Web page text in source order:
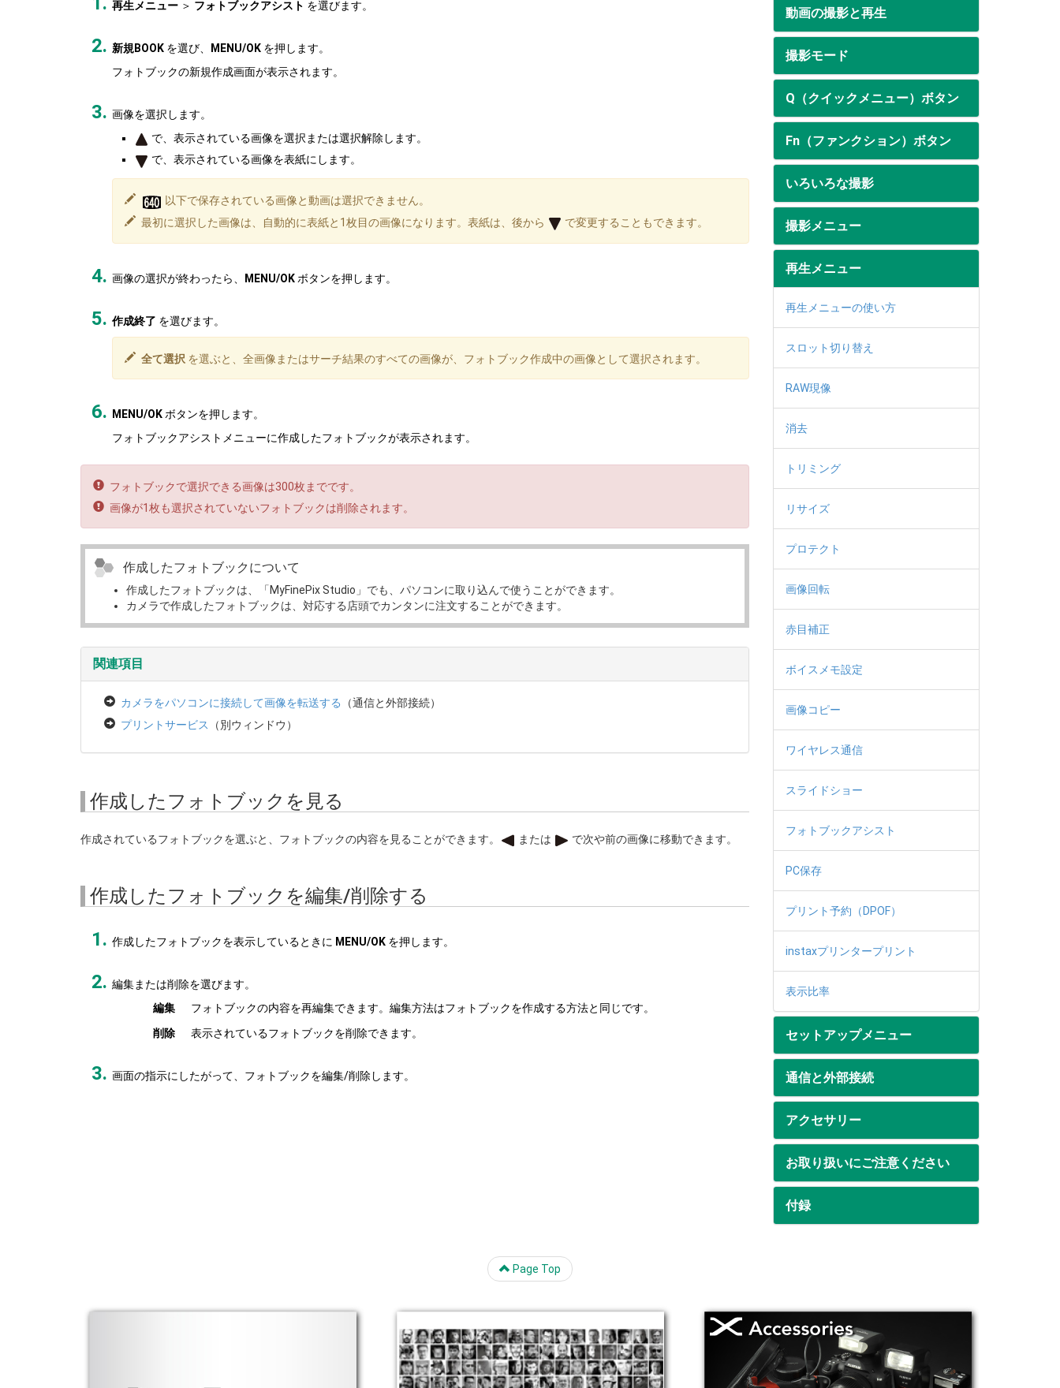
再生メニュー ＞ フォトブックアシスト を選びます。
新規BOOK を選び、 MENU/OK を押します。
フォトブックの新規作成画面が表示されます。
画像を選択します。
で、表示されている画像を選択または選択解除します。
で、表示されている画像を表紙にします。
以下で保存されている画像と動画は選択できません。
最初に選択した画像は、自動的に表紙と1枚目の画像になります。表紙は、後から
で変更することもできます。
画像の選択が終わったら、 MENU/OK ボタンを押します。
作成終了 を選びます。
全て選択 を選ぶと、全画像またはサーチ結果のすべての画像が、フォトブック作成中の画像として選択されます。
MENU/OK ボタンを押します。
フォトブックアシストメニューに作成したフォトブックが表示されます。
フォトブックで選択できる画像は300枚までです。
画像が1枚も選択されていないフォトブックは削除されます。
作成したフォトブックについて
作成したフォトブックは、「MyFinePix Studio」でも、パソコンに取り込んで使うことができます。
カメラで作成したフォトブックは、対応する店頭でカンタンに注文することができます。
関連項目
カメラをパソコンに接続して画像を転送する
（通信と外部接続）
プリントサービス
（別ウィンドウ）
作成したフォトブックを見る
作成されているフォトブックを選ぶと、フォトブックの内容を見ることができます。 または で次や前の画像に移動できます。
作成したフォトブックを編集/削除する
作成したフォトブックを表示しているときに MENU/OK を押します。
編集または削除を選びます。
編集
フォトブックの内容を再編集できます。編集方法はフォトブックを作成する方法と同じです。
削除
表示されているフォトブックを削除できます。
画面の指示にしたがって、フォトブックを編集/削除します。
動画の撮影と再生
撮影モード
Q（クイックメニュー）ボタン
Fn（ファンクション）ボタン
いろいろな撮影
撮影メニュー
再生メニュー
再生メニューの使い方
スロット切り替え
RAW現像
消去
トリミング
リサイズ
プロテクト
画像回転
赤目補正
ボイスメモ設定
画像コピー
ワイヤレス通信
スライドショー
フォトブックアシスト
PC保存
プリント予約（DPOF）
instaxプリンタープリント
表示比率
セットアップメニュー
通信と外部接続
アクセサリー
お取り扱いにご注意ください
付録
Page Top